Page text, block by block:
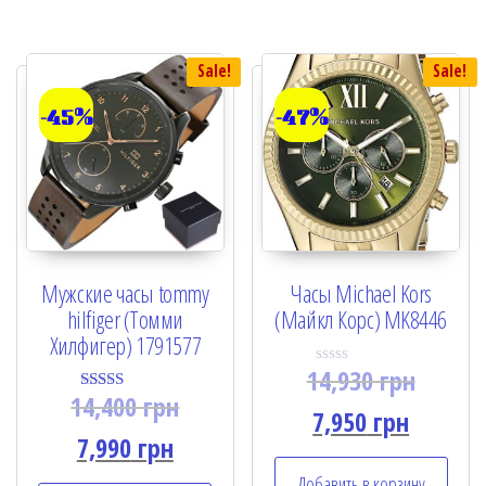
Sale!
-45%
Мужские часы tommy
hilfiger (Томми
Хилфигер) 1791577
Rated
4.50
out of 5
14,400грн
7,990грн
Sale!
-47%
Часы Michael Kors
(Майкл Корс) MK8446
R
a
t
e
d
0
o
14,930грн
7,950 грн